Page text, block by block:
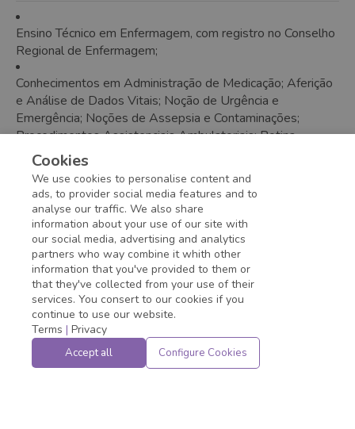
Ensino Técnico em Enfermagem, com registro no Conselho
Regional de Enfermagem;
Conhecimentos em Administração de Medicação; Aferição
e Análise de Dados Vitais; Noção de Urgência e
Emergência; Noções de Assepsia e Contaminações;
Procedimentos Assistenciais Ambulatoriais; Rotina
Operatória;
Minimum education :Technical Course - Done
Application deadline expired!
Cookies
We use cookies to personalise content and
ads, to provider social media features and to
analyse our traffic. We also share
information about your use of our site with
our social media, advertising and analytics
partners who way combine it whith other
information that you've provided to them or
that they've collected from your use of their
services. You consert to our cookies if you
continue to use our website.
Terms | Privacy
Accept all Configure Cookies